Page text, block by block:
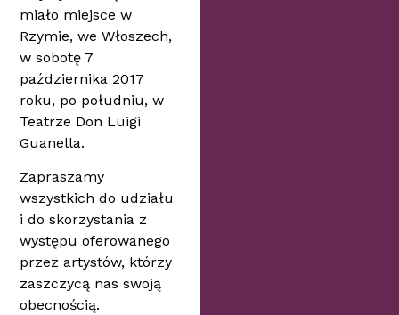
miało miejsce w
Rzymie, we Włoszech,
w sobotę 7
października 2017
roku, po południu, w
Teatrze Don Luigi
Guanella.
Zapraszamy
wszystkich do udziału
i do skorzystania z
występu oferowanego
przez artystów, którzy
zaszczycą nas swoją
obecnością.